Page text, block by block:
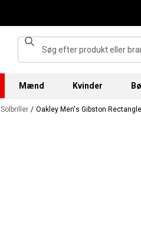
Mænd Kvinder
Solbriller / Oakley Men's Gibston